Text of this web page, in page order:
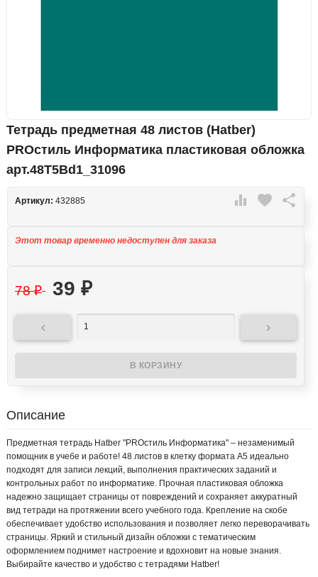
Тетрадь предметная 48 листов (Hatber)
PROстиль Информатика пластиковая обложка
арт.48Т5Вd1_31096
 favorite 
Артикул: 432885
Этот товар временно недоступен для заказа
78₽ 39 ₽
 
Описание
Предметная тетрадь Hatber "PROстиль Информатика" – незаменимый
помощник в учебе и работе! 48 листов в клетку формата А5 идеально
подходят для записи лекций, выполнения практических заданий и
контрольных работ по информатике. Прочная пластиковая обложка
надежно защищает страницы от повреждений и сохраняет аккуратный
вид тетради на протяжении всего учебного года. Крепление на скобе
обеспечивает удобство использования и позволяет легко переворачивать
страницы. Яркий и стильный дизайн обложки с тематическим
оформлением поднимет настроение и вдохновит на новые знания.
Выбирайте качество и удобство с тетрадями Hatber!